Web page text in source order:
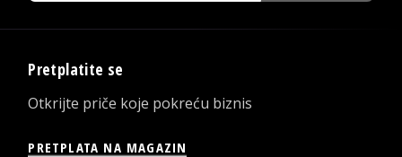
Pretplatite se
Otkrijte priče koje pokreću biznis
PRETPLATA NA MAGAZIN